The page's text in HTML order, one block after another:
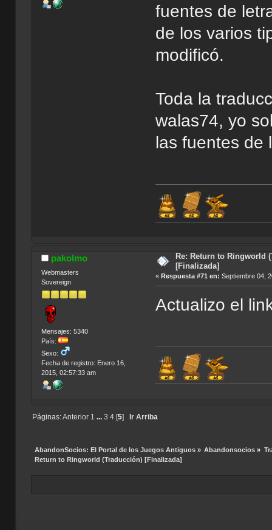
fuentes de
de los varios
modificó.
Toda la
walas74, yo
las fuentes de
pakolmo
Webmasters
Sovereign
Mensajes: 5340
País:
Sexo:
Fecha de registro: Enero 16,
2015, 02:57:33 am
Re: Return to Ringworld
[Finalizada]
« Respuesta #71 en: Septiembre 04,
Actualizo el
Páginas:Anterior 1 ... 3 4[5] Ir Arriba
AbandonSocios: El Portal de los Juegos Antiguos» Abandonsocios »
Return to Ringworld (Traducción) [Finalizada]